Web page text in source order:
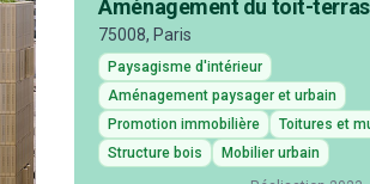
Aménagement du toit-
75008, Paris
Paysagisme d'intérieur
Aménagement paysager et urbain
Promotion immobilière
Toitures et
Structure bois
Mobilier urbain